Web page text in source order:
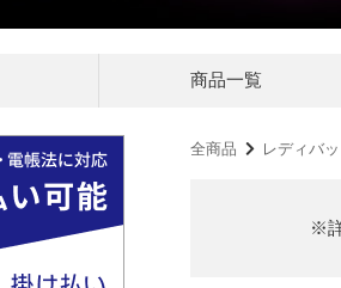
商品一覧
全商品 レディバ
※